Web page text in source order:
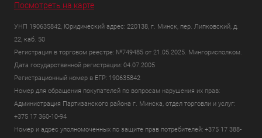
Посмотреть на карте
УНП 190635842, Юридический адрес: 220138, г. Минск, пер. Липковский, д.
22, каб. 50
Регистрация в торговом реестре: №749485 от 21.05.2025. Мингорисполком.
Дата государственной регистрации: 04.07.2005
Регистрационный номер в ЕГР: 190635842
Номер для обращения покупателей по вопросам нарушения их прав:
Администрация Партизанского района г. Минска, отдел торговли и услуг:
+375 17 360-10-94
Номер и адрес уполномоченных по защите прав потребителей: +375 17 388-